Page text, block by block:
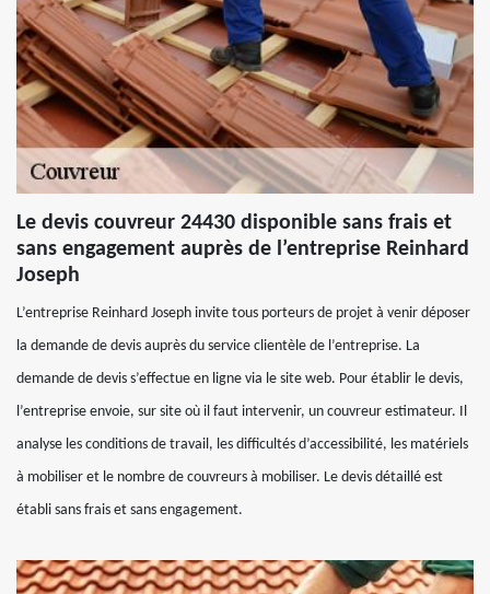
Le devis couvreur 24430 disponible sans frais et
sans engagement auprès de l’entreprise Reinhard
Joseph
L’entreprise Reinhard Joseph invite tous porteurs de projet à venir déposer
la demande de devis auprès du service clientèle de l’entreprise. La
demande de devis s’effectue en ligne via le site web. Pour établir le devis,
l’entreprise envoie, sur site où il faut intervenir, un couvreur estimateur. Il
analyse les conditions de travail, les difficultés d’accessibilité, les matériels
à mobiliser et le nombre de couvreurs à mobiliser. Le devis détaillé est
établi sans frais et sans engagement.